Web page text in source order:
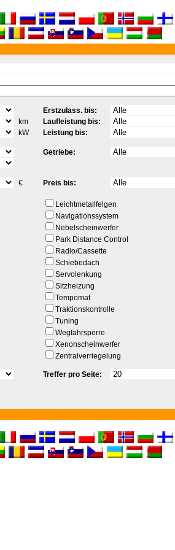
Erstzulass. bis:
km Laufleistung bis:
kW Leistung bis:
Getriebe:
€ Preis bis:
Leichtmetallfelgen
Navigationssystem
Nebelscheinwerfer
Park Distance Control
Radio/Cassette
Schiebedach
Servolenkung
Sitzheizung
Tempomat
Traktionskontrolle
Tuning
Wegfahrsperre
Xenonscheinwerfer
Zentralverriegelung
Treffer pro Seite: